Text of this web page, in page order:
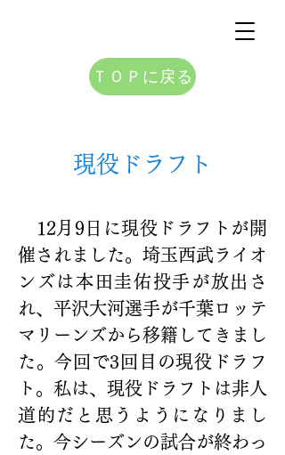
ＴＯＰに戻る
現役ドラフト
12月9日に現役ドラフトが開
催されました。埼玉西武ライオ
ンズは本田圭佑投手が放出さ
れ、平沢大河選手が千葉ロッテ
マリーンズから移籍してきまし
た。今回で3回目の現役ドラフ
ト。私は、現役ドラフトは非人
道的だと思うようになりまし
た。今シーズンの試合が終わっ